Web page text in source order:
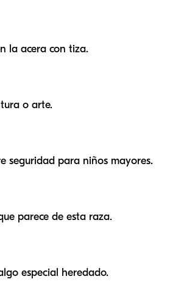
la acera con tiza.
o arte.
seguridad para niños mayores.
parece de esta raza.
especial heredado.